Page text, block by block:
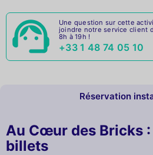
Une question sur cette
joindre notre service client
8h à 19h !
+33 1 48 74 05 10
Réservation
Au Cœur des Bricks
billets